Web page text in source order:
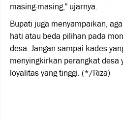
masing-masing," ujarnya.
Bupati juga menyampaikan,
hati atau beda pilihan pada
desa. Jangan sampai kades
menyingkirkan perangkat desa
loyalitas yang tinggi. (*/Riza)